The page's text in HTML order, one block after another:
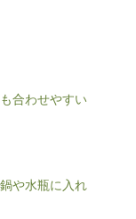
合わせやすい
や水瓶に入れ